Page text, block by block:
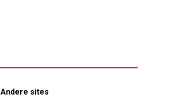
Andere sites